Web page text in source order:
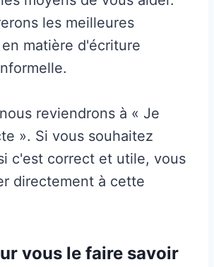
les meilleures
matière d'écriture
reviendrons à « Je
». Si vous souhaitez
c'est correct et utile, vous
directement à cette
vous le faire savoir